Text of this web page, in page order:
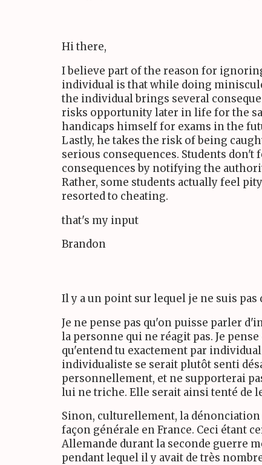
Hi there,
I believe part of the reason for
individual is that while doing
the individual brings several
risks opportunity later in life for the
handicaps himself for exams in the
Lastly, he takes the risk of being
serious consequences. Students don't
consequences by notifying the
Rather, some students actually feel
resorted to cheating.
that's my input
Brandon
Il y a un point sur lequel je ne suis
Je ne pense pas qu'on puisse parler
la personne qui ne réagit pas. Je
qu'entend tu exactement par
individualiste se serait plutôt senti
personnellement, et ne supporterai
lui ne triche. Elle serait ainsi tenté de
Sinon, culturellement, la dénonciation
façon générale en France. Ceci étant
Allemande durant la seconde guerre
pendant lequel il y avait de très